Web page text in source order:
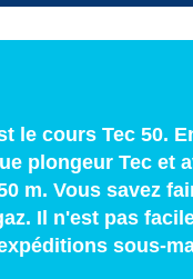
le cours Tec 50.
plongeur Tec et
m. Vous savez
Il n'est pas
sous-